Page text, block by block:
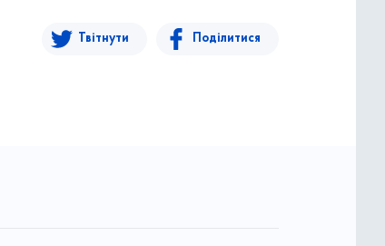
Твітнути Поділитися